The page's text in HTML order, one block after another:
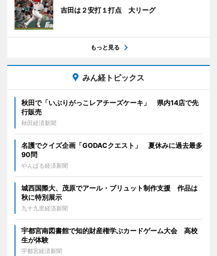
吉田は２安打１打点 大リーグ
もっと見る
みん経トピックス
秋田で「いぶりがっこレアチーズケーキ」 県内14店で先
行販売
秋田経済新聞
名護でクイズ企画「GODACクエスト」 夏休みに過去最多
90問
やんばる経済新聞
城西国際大、茂原でアール・ブリュット制作支援 作品は
秋に特別展示
九十九里経済新聞
宇都宮南図書館で知的財産権学ぶカードゲーム大会 高校
生が体験
宇都宮経済新聞